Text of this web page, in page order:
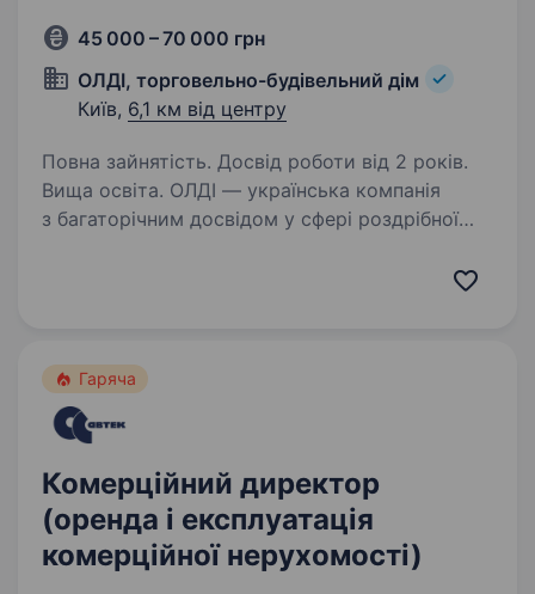
45 000 – 70 000 грн
ОЛДІ, торговельно-будівельний дім
Київ, 6,1 км від центру
Повна зайнятість. Досвід роботи від 2 років.
Вища освіта. ОЛДІ — українська компанія
з багаторічним досвідом у сфері роздрібної
Гаряча
Комерційний директор
(оренда і експлуатація
комерційної нерухомості)